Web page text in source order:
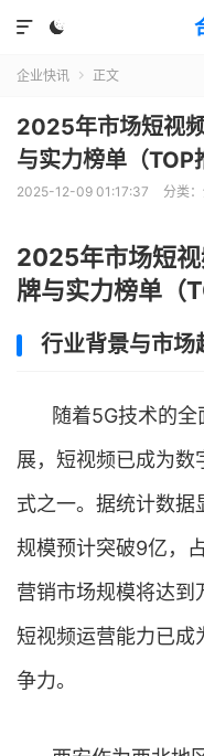


企业快讯  正文
2025年市场短视
与实力榜单（TOP
2025-12-09 01:17:37 分类：
2025年市场短
牌与实力榜单（
行业背景与市场
随着5G技术的
展，短视频已成为数
式之一。据统计数
规模预计突破9亿，
营销市场规模将达到
短视频运营能力已成
争力。